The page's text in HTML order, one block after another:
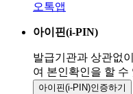
오톡앱
아이핀(i-PIN)
발급기관과 상관없
여 본인확인을 할 수
아이핀(i-PIN)인증하기